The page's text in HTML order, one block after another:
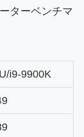
ターベンチマ
i9-9900K